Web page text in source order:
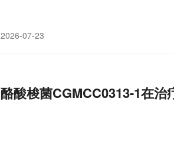
2026-07-23
酪酸梭菌CGMCC0313-1在治